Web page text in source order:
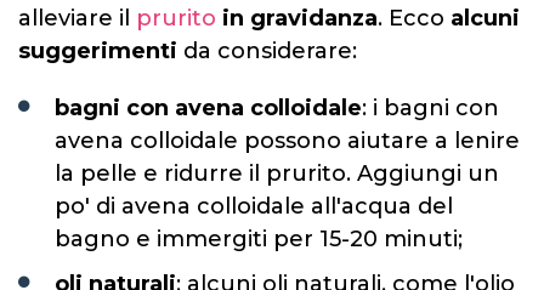
alleviare il prurito in gravidanza. Ecco alcuni
suggerimenti da considerare:
bagni con avena colloidale: i bagni con
avena colloidale possono aiutare a lenire
la pelle e ridurre il prurito. Aggiungi un
po' di avena colloidale all'acqua del
bagno e immergiti per 15-20 minuti;
oli naturali: alcuni oli naturali, come l'olio